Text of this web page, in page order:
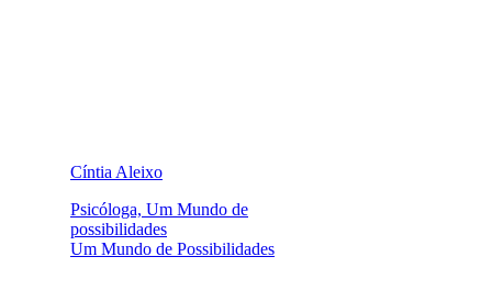
Cíntia Aleixo
Psicóloga, Um Mundo de
possibilidades
Um Mundo de Possibilidades